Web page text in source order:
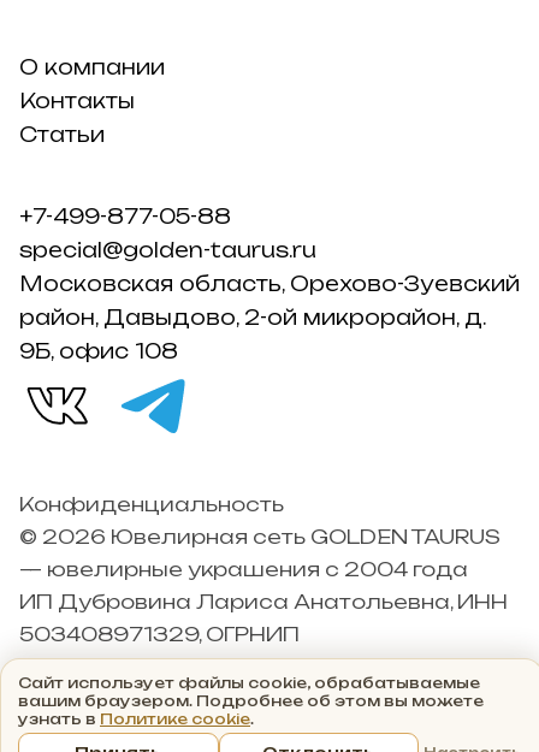
О компании
Контакты
Статьи
+7-499-877-05-88
special@golden-taurus.ru
Московская область, Орехово-Зуевский
район, Давыдово, 2-ой микрорайон, д.
9Б, офис 108
Конфиденциальность
© 2026 Ювелирная сеть GOLDEN TAURUS
— ювелирные украшения с 2004 года
ИП Дубровина Лариса Анатольевна, ИНН
503408971329, ОГРНИП
304503426000042
Сайт использует файлы cookie, обрабатываемые
вашим браузером. Подробнее об этом вы можете
узнать в Политике cookie.